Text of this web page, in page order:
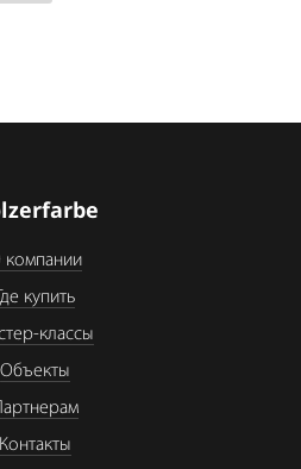
Где купить
классы
Объекты
Партнерам
Контакты